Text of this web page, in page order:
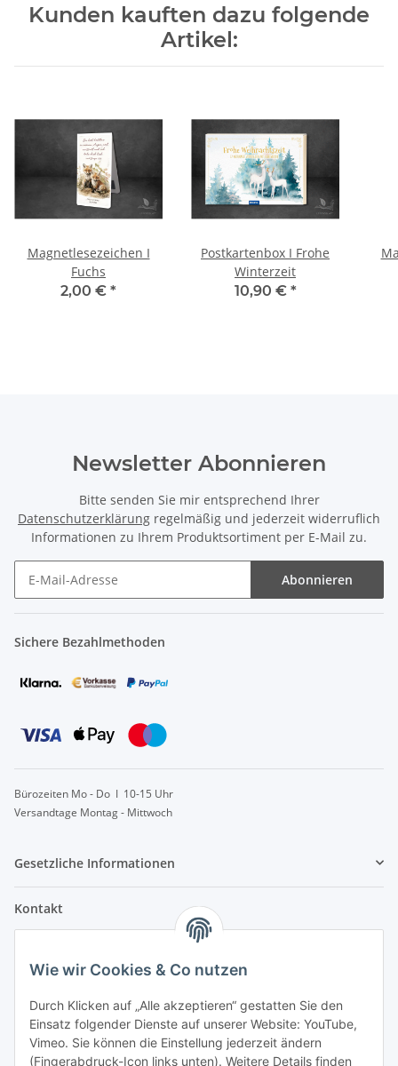
Kunden kauften dazu folgende
Artikel:
Magnetlesezeichen I
Fuchs
2,00 € *
Postkartenbox I Frohe
Winterzeit
10,90 € *
Newsletter Abonnieren
Bitte senden Sie mir entsprechend Ihrer
Datenschutzerklärung regelmäßig und jederzeit widerruflich
Informationen zu Ihrem Produktsortiment per E-Mail zu.
Abonnieren
Sichere Bezahlmethoden
Bürozeiten Mo - Do I 10-15 Uhr
Versandtage Montag - Mittwoch
Gesetzliche Informationen
Kontakt
0171-6477475
Lebensblatt
Inh. Simon Janßen
Dielinger Straße 6
32351 Stemwede
Wie wir Cookies & Co nutzen
Durch Klicken auf „Alle akzeptieren“ gestatten Sie den
Einsatz folgender Dienste auf unserer Website: YouTube,
Vimeo. Sie können die Einstellung jederzeit ändern
(Fingerabdruck-Icon links unten). Weitere Details finden